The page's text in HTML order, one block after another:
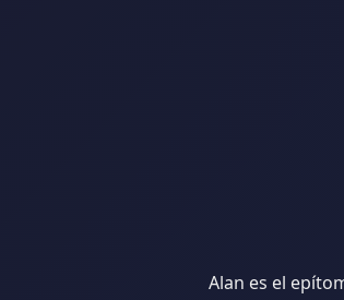
Alan es el